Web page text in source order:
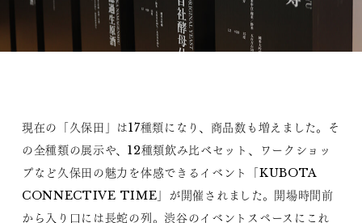
現在の「久保田」は17種類になり、商品数も増えました。そ
の全種類の展示や、12種類飲み比べセット、ワークショッ
プなど久保田の魅力を体感できるイベント「KUBOTA
CONNECTIVE TIME」が開催されました。開場時間前
から入り口には長蛇の列。渋谷のイベントスペースにこれ